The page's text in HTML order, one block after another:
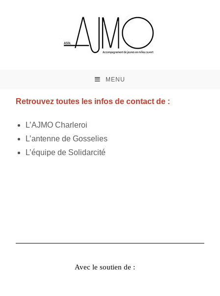
MENU
Retrouvez toutes les infos de contact de :
L’AJMO Charleroi
L’antenne de Gosselies
L’équipe de Solidarcité
Avec le soutien de :